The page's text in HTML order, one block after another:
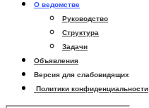
О ведомстве
Руководство
Структура
Задачи
Объявления
Версия для слабовидящих
Политики конфиденциальности